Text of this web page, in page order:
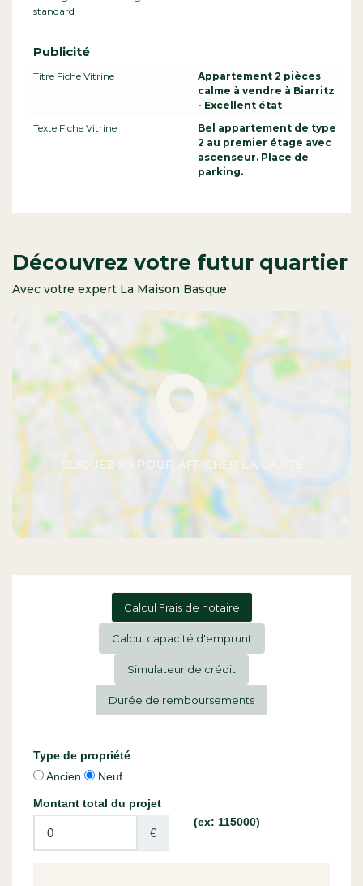
standard
Publicité
Titre Fiche Vitrine
Appartement 2 pièces
calme à vendre à Biarritz
- Excellent état
Texte Fiche Vitrine
Bel appartement de type
2 au premier étage avec
ascenseur. Place de
parking.
Découvrez votre futur quartier
Avec votre expert La Maison Basque
Calcul Frais de notaire
Calcul capacité d'emprunt
Simulateur de crédit
Durée de remboursements